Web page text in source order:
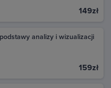
149zł
analizy i wizualizacji
159zł